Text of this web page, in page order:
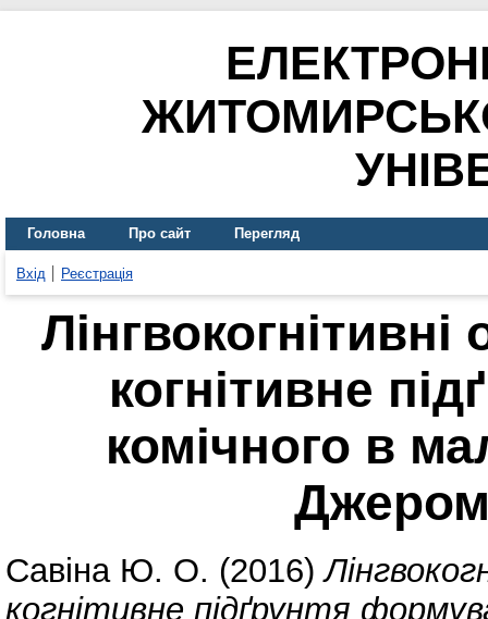
Головна Про сайт Перегляд
Вхід Реєстрація
когнітивне
комічного в
Савіна Ю. О. (2016)
когнітивне підґрунтя